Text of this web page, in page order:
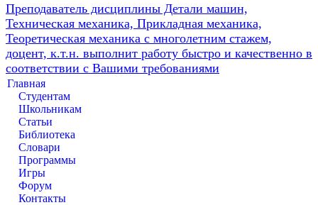
Преподаватель дисциплины Детали машин,
Техническая механика, Прикладная механика,
Теоретическая механика с многолетним стажем,
доцент, к.т.н. выполнит работу быстро и качественно в
соответствии с Вашими требованиями
Главная
Студентам
Школьникам
Статьи
Библиотека
Словари
Программы
Игры
Форум
Контакты